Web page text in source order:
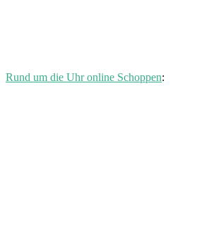
Rund um die Uhr online Schoppen: